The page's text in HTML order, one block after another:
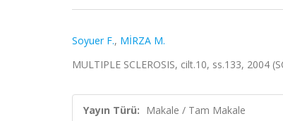
Soyuer F., MİRZA M.
MULTIPLE SCLEROSIS, cilt.10, ss.133, 2004
Yayın Türü: Makale / Tam Makale